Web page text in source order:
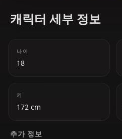
캐릭터 세부 정보
나이
18
키
172 cm
추가 정보